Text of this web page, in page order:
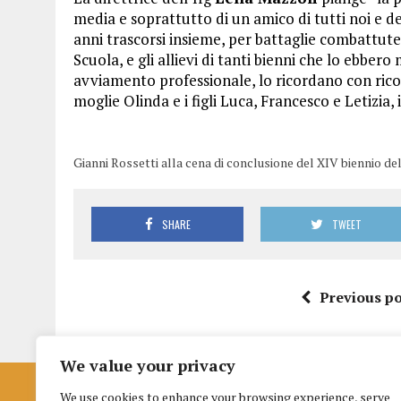
We value your privacy
We use cookies to enhance your browsing experience, serve
media e soprattutto di un amico di tutti noi e
anni trascorsi insieme, per battaglie
Scuola, e gli allievi di tanti bienni che lo
avviamento professionale, lo ricordano con
moglie Olinda e i figli Luca, Francesco e
Gianni Rossetti alla cena di conclusione del XIV biennio
SHARE TWEET
Previous